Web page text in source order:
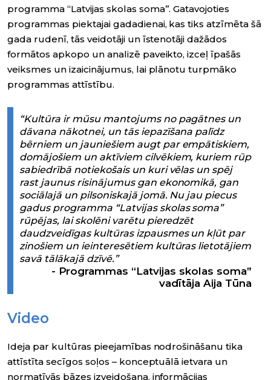
programma “Latvijas skolas soma”. Gatavojoties
programmas piektajai gadadienai, kas tiks atzīmēta šā
gada rudenī, tās veidotāji un īstenotāji dažādos
formātos apkopo un analizē paveikto, izceļ īpašās
veiksmes un izaicinājumus, lai plānotu turpmāko
programmas attīstību.
“Kultūra ir mūsu mantojums no pagātnes un
dāvana nākotnei, un tās iepazīšana palīdz
bērniem un jauniešiem augt par empātiskiem,
domājošiem un aktīviem cilvēkiem, kuriem rūp
sabiedrībā notiekošais un kuri vēlas un spēj
rast jaunus risinājumus gan ekonomikā, gan
sociālajā un pilsoniskajā jomā. Nu jau piecus
gadus programma “Latvijas skolas soma”
rūpējas, lai skolēni varētu pieredzēt
daudzveidīgas kultūras izpausmes un kļūt par
zinošiem un ieinteresētiem kultūras lietotājiem
savā tālākajā dzīvē.”
Programmas “Latvijas skolas soma”
vadītāja Aija Tūna
Video
Ideja par kultūras pieejamības nodrošināšanu tika
attīstīta secīgos soļos – konceptuālā ietvara un
normatīvās bāzes izveidošana, informācijas